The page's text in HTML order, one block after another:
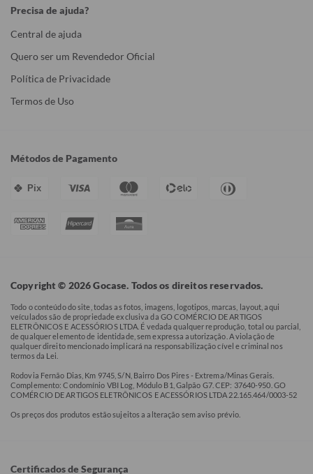
Precisa de ajuda?
Central de ajuda
Quero ser um Revendedor Oficial
Política de Privacidade
Termos de Uso
Métodos de Pagamento
Pix
Copyright © 2026 Gocase. Todos os direitos reservados.
Todo o conteúdo do site, todas as fotos, imagens, logotipos, marcas, layout, aqui
veículados são de propriedade exclusiva da GO COMÉRCIO DE ARTIGOS
ELETRÔNICOS E ACESSÓRIOS LTDA. É vedada qualquer reprodução, total ou parcial,
de qualquer elemento de identidade, sem expressa autorização. A violação de
qualquer direito mencionado implicará na responsabilização cível e criminal nos
termos da Lei.
Rodovia Fernão Dias, Km 9745, S/N, Bairro Dos Pires - Extrema/Minas Gerais.
Complemento: Condomínio VBI Log, Módulo B1, Galpão G7. CEP: 37640-950. GO
COMÉRCIO DE ARTIGOS ELETRÔNICOS E ACESSÓRIOS LTDA 22.165.464/0003-52
Os preços dos produtos estão sujeitos a alteração sem aviso prévio.
Certificados de Segurança